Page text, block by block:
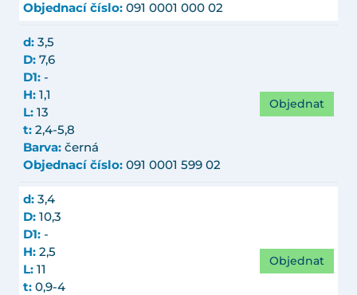
Objednací číslo: 091 0001 000 02
d: 3,5
D: 7,6
D1: -
H: 1,1
L: 13
t: 2,4-5,8
Barva: černá
Objednací číslo: 091 0001 599 02
Objednat
d: 3,4
D: 10,3
D1: -
H: 2,5
L: 11
t: 0,9-4
Objednat